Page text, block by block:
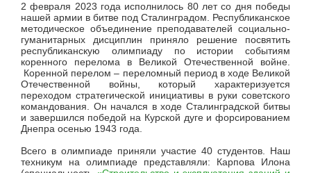
2 февраля 2023 года исполнилось 80 лет со дня победы
нашей армии в битве под Сталинградом. Республиканское
методическое объединение преподавателей социально-
гуманитарных дисциплин приняло решение посвятить
республиканскую олимпиаду по истории событиям
коренного перелома в Великой Отечественной войне.
Коренной перелом – переломный период в ходе Великой
Отечественной войны, который характеризуется
переходом стратегической инициативы в руки советского
командования. Он начался в ходе Сталинградской битвы
и завершился победой на Курской дуге и форсированием
Днепра осенью 1943 года.
Всего в олимпиаде приняли участие 40 студентов. Наш
техникум на олимпиаде представляли: Карпова Илона